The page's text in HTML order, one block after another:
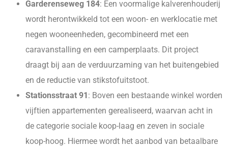
Garderenseweg 184: Een voormalige kalverenhouderij
wordt herontwikkeld tot een woon- en werklocatie met
negen wooneenheden, gecombineerd met een
caravanstalling en een camperplaats. Dit project
draagt bij aan de verduurzaming van het buitengebied
en de reductie van stikstofuitstoot.
Stationsstraat 91: Boven een bestaande winkel worden
vijftien appartementen gerealiseerd, waarvan acht in
de categorie sociale koop-laag en zeven in sociale
koop-hoog. Hiermee wordt het aanbod van betaalbare